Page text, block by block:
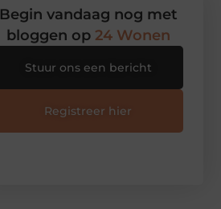
Begin vandaag nog met
bloggen op 24 Wonen
Stuur ons een bericht
Registreer hier